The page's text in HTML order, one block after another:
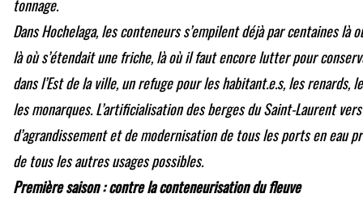
tonnage.
Dans Hochelaga, les conteneurs s’empilent déjà par centaines
là où s’étendait une friche, là où il faut encore lutter pour
dans l’Est de la ville, un refuge pour les habitant.e.s, les renards,
les monarques. L’artificialisation des berges du Saint-Laurent
d’agrandissement et de modernisation de tous les ports en eau
de tous les autres usages possibles.
Première saison : contre la conteneurisation du fleuve